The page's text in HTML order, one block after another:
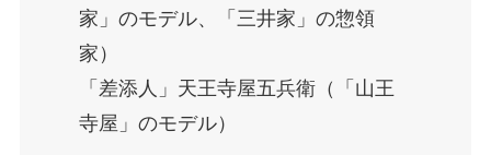
家」のモデル、「三井家」の惣領
家）
「差添人」天王寺屋五兵衛（「山王
寺屋」のモデル）